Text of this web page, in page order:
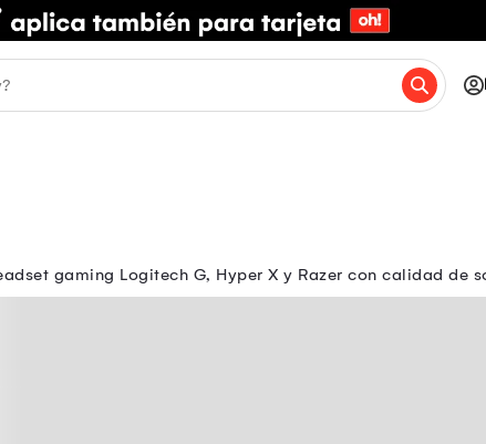
gaming Logitech G, Hyper X y Razer con calidad de